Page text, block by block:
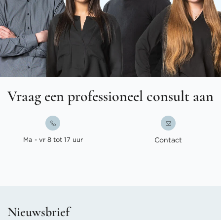
Vraag een professioneel consult aan
Ma - vr 8 tot 17 uur Contact
Nieuwsbrief